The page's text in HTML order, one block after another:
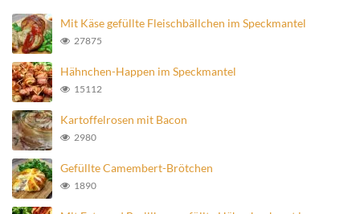
Mit Käse gefüllte Fleischbällchen im Speckmantel
27875
Hähnchen-Happen im Speckmantel
15112
Kartoffelrosen mit Bacon
2980
Gefüllte Camembert-Brötchen
1890